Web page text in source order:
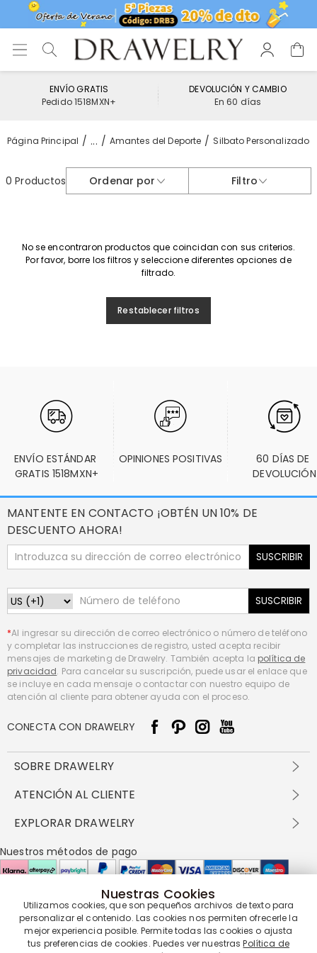
ENVÍO GRATIS
Pedido 1518MXN+
DEVOLUCIÓN Y CAMBIO
En 60 días
Página Principal ... Amantes del Deporte Silbato Personalizado
0 Productos Ordenar por Filtro
No se encontraron productos que coincidan con sus criterios.
Por favor, borre los filtros y seleccione diferentes opciones de
filtrado.
Restablecer filtros
ENVÍO ESTÁNDAR
GRATIS 1518MXN+
OPINIONES POSITIVAS
60 DÍAS DE
DEVOLUCIÓN
MANTENTE EN CONTACTO ¡OBTÉN UN 10% DE
DESCUENTO AHORA!
SUSCRIBIR
SUSCRIBIR
*Al ingresar su dirección de correo electrónico o número de teléfono
y completar las instrucciones de registro, usted acepta recibir
mensajes de marketing de Drawelry. También acepta la política de
privacidad. Para cancelar su suscripción, puede usar el enlace que
se incluye en cada mensaje o contactar con nuestro equipo de
atención al cliente para obtener ayuda con el proceso.
CONECTA CON DRAWELRY
SOBRE DRAWELRY
Sobre nosotros
política de privacidad
Preguntas frecuentes
Política de cookies
ATENCIÓN AL CLIENTE
Envío y entrega
Devolución en 60 días
Cómo cuidar
EXPLORAR DRAWELRY
Drawelry Prime
Programa de Recompensas
Nuestros métodos de pago
Nuestros socios de entrega
Nuestras Cookies
Utilizamos cookies, que son pequeños archivos de texto para
personalizar el contenido. Las cookies nos permiten ofrecerle la
mejor experiencia posible. Permite todas las cookies o ajusta
tus preferencias de cookies. Puedes ver nuestrasPolítica de